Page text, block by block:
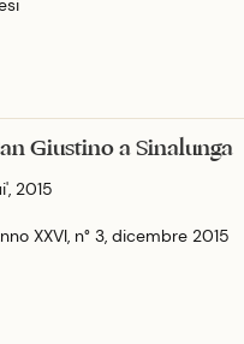
Giustino a Sinalunga
2015
XXVI, n° 3, dicembre 2015